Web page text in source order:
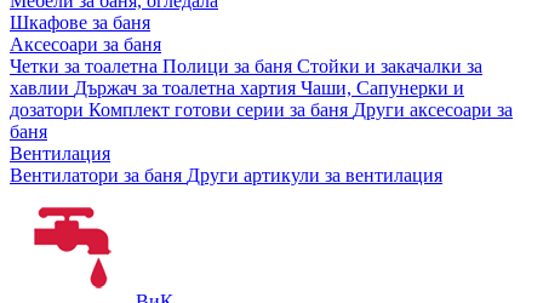
Шкафове за баня
Аксесоари за баня
Четки за тоалетна Полици за баня Стойки и закачалки за
хавлии Държач за тоалетна хартия Чаши, Сапунерки и
дозатори Комплект готови серии за баня Други аксесоари за
баня
Вентилация
Вентилатори за баня Други артикули за вентилация